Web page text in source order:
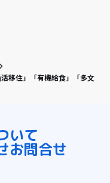
移住」「有機給食」「多文
いて
お問合せ